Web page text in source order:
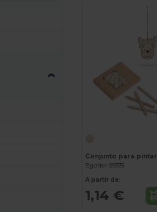
Conjunto para pintar
Egotier 99335
A partir de:
1,14 €